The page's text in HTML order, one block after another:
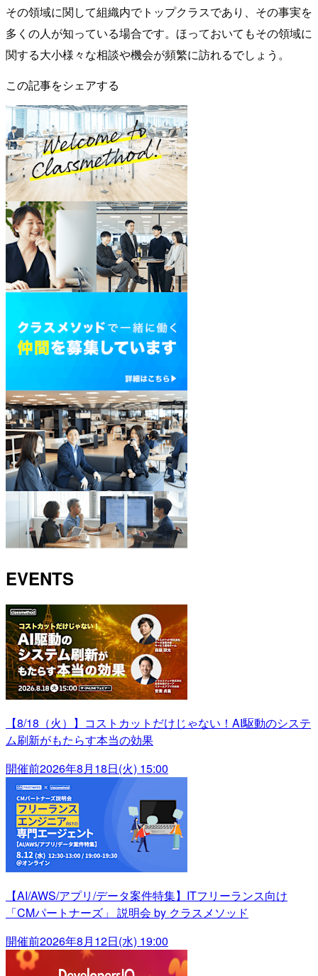
その領域に関して組織内でトップクラスであり、その事実を
多くの人が知っている場合です。ほっておいてもその領域に
関する大小様々な相談や機会が頻繁に訪れるでしょう。
この記事をシェアする
EVENTS
【8/18（火）】コストカットだけじゃない！AI駆動のシステ
ム刷新がもたらす本当の効果
開催前2026年8月18日(火) 15:00
【AI/AWS/アプリ/データ案件特集】ITフリーランス向け
「CMパートナーズ」 説明会 by クラスメソッド
開催前2026年8月12日(水) 19:00